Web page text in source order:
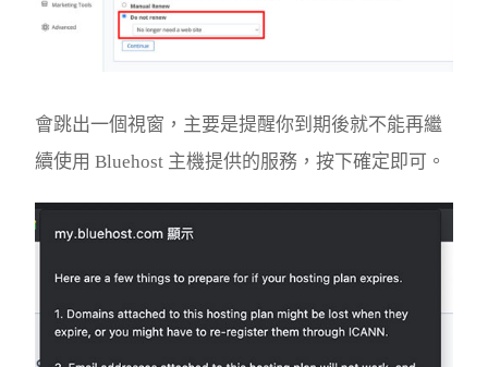
會跳出一個視窗，主要是提醒你到期後就不能再繼
續使用 Bluehost 主機提供的服務，按下確定即可。